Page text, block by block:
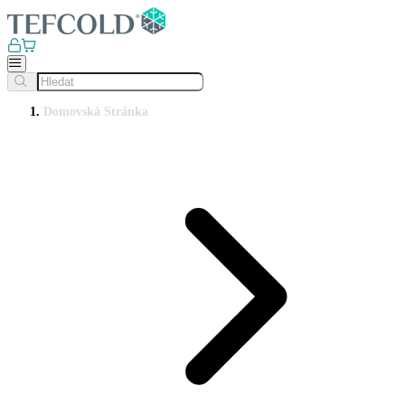
Domovská Stránka